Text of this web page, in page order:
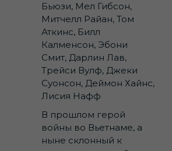
Бьюзи, Мел Гибсон,
Митчелл Райан, Том
Аткинс, Билл
Калменсон, Эбони
Смит, Дарлин Лав,
Трейси Вулф, Джеки
Суонсон, Деймон Хайнс,
Лисия Нафф
В прошлом герой
войны во Вьетнаме, а
ныне склонный к